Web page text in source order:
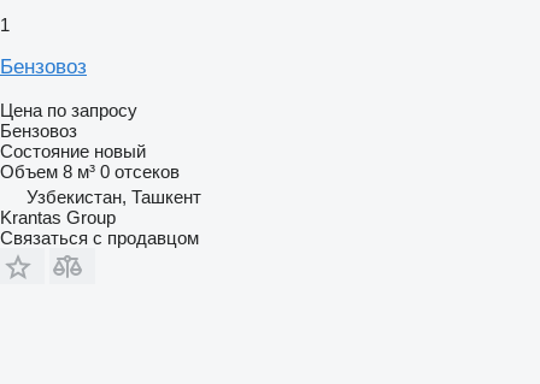
1
Бензовоз
Цена по запросу
Бензовоз
Состояние новый
Объем 8 м³ 0 отсеков
Узбекистан, Ташкент
Krantas Group
Связаться с продавцом